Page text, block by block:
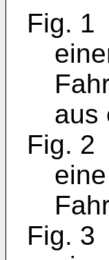
Fig. 1
aus
Fig. 2
Fig. 3